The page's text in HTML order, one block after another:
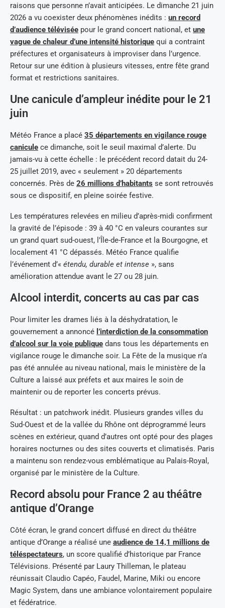
raisons que personne n’avait anticipées. Le dimanche 21 juin
2026 a vu coexister deux phénomènes inédits : un record
d’audience télévisée pour le grand concert national, et une
vague de chaleur d’une intensité historique qui a contraint
préfectures et organisateurs à improviser dans l’urgence.
Retour sur une édition à plusieurs vitesses, entre fête grand
format et restrictions sanitaires.
Une canicule d’ampleur inédite pour le 21
juin
Météo France a placé 35 départements en vigilance rouge
canicule ce dimanche, soit le seuil maximal d’alerte. Du
jamais-vu à cette échelle : le précédent record datait du 24-
25 juillet 2019, avec « seulement » 20 départements
concernés. Près de 26 millions d’habitants se sont retrouvés
sous ce dispositif, en pleine soirée festive.
Les températures relevées en milieu d’après-midi confirment
la gravité de l’épisode : 39 à 40 °C en valeurs courantes sur
un grand quart sud-ouest, l’Île-de-France et la Bourgogne, et
localement 41 °C dépassés. Météo France qualifie
l’événement d’« étendu, durable et intense », sans
amélioration attendue avant le 27 ou 28 juin.
Alcool interdit, concerts au cas par cas
Pour limiter les drames liés à la déshydratation, le
gouvernement a annoncé l’interdiction de la consommation
d’alcool sur la voie publique dans tous les départements en
vigilance rouge le dimanche soir. La Fête de la musique n’a
pas été annulée au niveau national, mais le ministère de la
Culture a laissé aux préfets et aux maires le soin de
maintenir ou de reporter les concerts prévus.
Résultat : un patchwork inédit. Plusieurs grandes villes du
Sud-Ouest et de la vallée du Rhône ont déprogrammé leurs
scènes en extérieur, quand d’autres ont opté pour des plages
horaires nocturnes ou des sites couverts et climatisés. Paris
a maintenu son rendez-vous emblématique au Palais-Royal,
organisé par le ministère de la Culture.
Record absolu pour France 2 au théâtre
antique d’Orange
Côté écran, le grand concert diffusé en direct du théâtre
antique d’Orange a réalisé une audience de 14,1 millions de
téléspectateurs, un score qualifié d’historique par France
Télévisions. Présenté par Laury Thilleman, le plateau
réunissait Claudio Capéo, Faudel, Marine, Miki ou encore
Magic System, dans une ambiance volontairement populaire
et fédératrice.